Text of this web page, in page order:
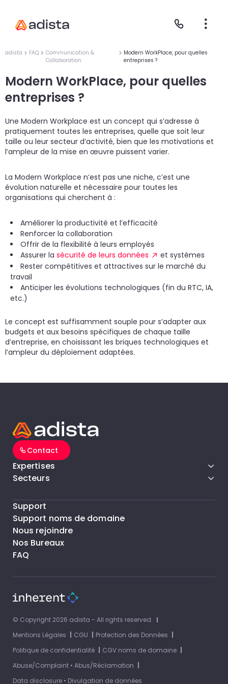
adista FAQ
Communication &
Collaboration
Modern WorkPlace, pour quelles
entreprises ?
Modern WorkPlace, pour quelles
entreprises ?
Une Modern Workplace est un concept qui s’adresse à
pratiquement toutes les entreprises, quelle que soit leur
taille ou leur secteur d’activité, bien que les motivations et
l’ampleur de la mise en œuvre puissent varier.
La Modern Workplace n’est pas une niche, c’est une
évolution naturelle et nécessaire pour toutes les
organisations qui cherchent à :
Améliorer la productivité et l’efficacité
Renforcer la collaboration
Offrir de la flexibilité à leurs employés
Assurer la sécurité de leurs données
et systèmes
Rester compétitives et attractives sur le marché du
travail
Anticiper les évolutions technologiques (fin du RTC, IA,
etc.)
Le concept est suffisamment souple pour s’adapter aux
budgets et aux besoins spécifiques de chaque taille
d’entreprise, en choisissant les briques technologiques et
l’ampleur du déploiement adaptées.
Contact
Expertises
Secteurs
Support
Support noms de domaine
Nous rejoindre
Nos Bureaux
FAQ
© Copyright 2026 adista - All rights reserved.
Mentions Légales
CGU
Protection des Données
Politique de confidentialité
CGV noms de domaine
Abuse/Complaint • Abus/Réclamation
Data disclosure • Divulgation de données